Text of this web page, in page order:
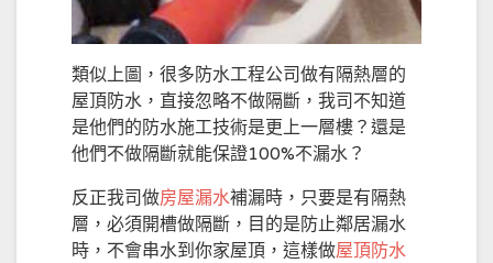
類似上圖，很多防水工程公司做有隔熱層的
屋頂防水，直接忽略不做隔斷，我司不知道
是他們的防水施工技術是更上一層樓？還是
他們不做隔斷就能保證100%不漏水？
反正我司做房屋漏水補漏時，只要是有隔熱
層，必須開槽做隔斷，目的是防止鄰居漏水
時，不會串水到你家屋頂，這樣做屋頂防水